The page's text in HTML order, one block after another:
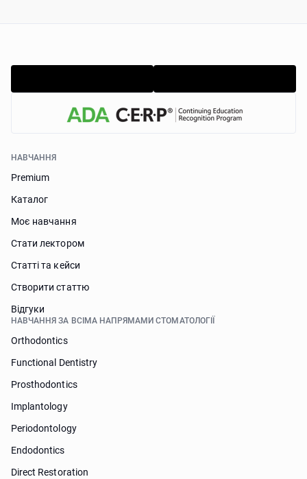
НАВЧАННЯ
Premium
Каталог
Моє навчання
Стати лектором
Статті та кейси
Створити статтю
Відгуки
НАВЧАННЯ ЗА ВСІМА НАПРЯМАМИ СТОМАТОЛОГІЇ
Orthodontics
Functional Dentistry
Prosthodontics
Implantology
Periodontology
Endodontics
Direct Restoration